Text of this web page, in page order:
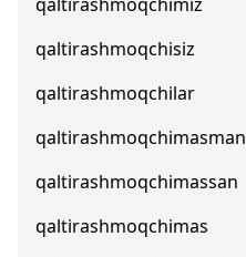
qaltirashmoqchisiz
qaltirashmoqchilar
qaltirashmoqchimasman
qaltirashmoqchimassan
qaltirashmoqchimas